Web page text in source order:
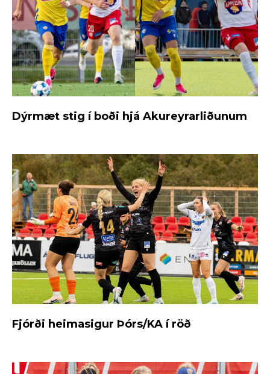
Dýrmæt stig í boði hjá Akureyrarliðunum
Fjórði heimasigur Þórs/KA í röð